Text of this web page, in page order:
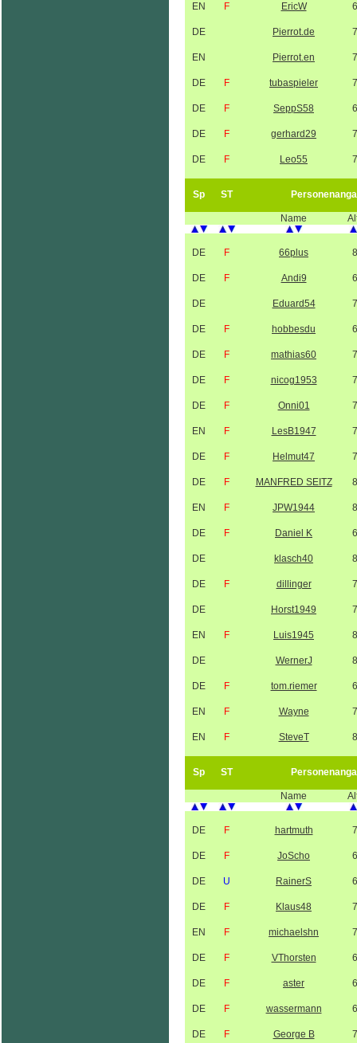
EN F EricW
DE Pierrot.de
EN Pierrot.en
DE F tubaspieler
DE F SeppS58
DE F gerhard29
DE F Leo55
Sp ST
Name
DE F 66plus
DE F Andi9
DE Eduard54
DE F hobbesdu
DE F mathias60
DE F nicog1953
DE F Onni01
EN F LesB1947
DE F Helmut47
DE F MANFRED SEITZ
EN F JPW1944
DE F Daniel K
DE klasch40
DE F dillinger
DE Horst1949
EN F Luis1945
DE WernerJ
DE F tom.riemer
EN F Wayne
EN F SteveT
Sp ST
Name
DE F hartmuth
DE F JoScho
DE U RainerS
DE F Klaus48
EN F michaelshn
DE F VThorsten
DE F aster
DE F wassermann
DE F George B